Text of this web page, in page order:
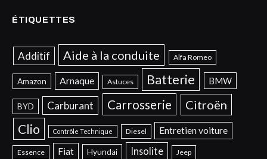
ÉTIQUETTES
Additif Aide à la conduite Alfa Romeo
Amazon Arnaque Astuces Batterie BMW
BYD Carburant Carrosserie Citroën
Clio Contrôle Technique Diesel Entretien voiture
Essence Fiat Hyundai Insolite Jeep